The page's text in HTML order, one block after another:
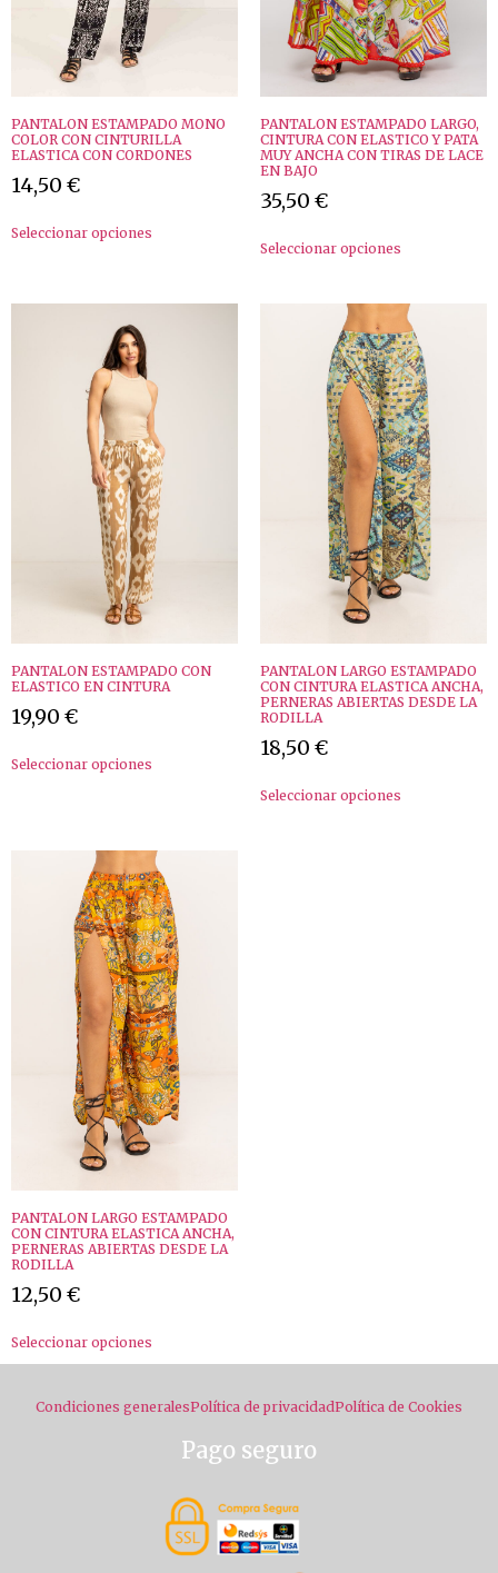
PANTALON ESTAMPADO MONO
COLOR CON CINTURILLA
ELASTICA CON CORDONES
14,50 €
Seleccionar opciones
PANTALON ESTAMPADO LARGO,
CINTURA CON ELASTICO Y PATA
MUY ANCHA CON TIRAS DE LACE
EN BAJO
35,50 €
Seleccionar opciones
PANTALON ESTAMPADO CON
ELASTICO EN CINTURA
19,90 €
Seleccionar opciones
PANTALON LARGO ESTAMPADO
CON CINTURA ELASTICA ANCHA,
PERNERAS ABIERTAS DESDE LA
RODILLA
18,50 €
Seleccionar opciones
PANTALON LARGO ESTAMPADO
CON CINTURA ELASTICA ANCHA,
PERNERAS ABIERTAS DESDE LA
RODILLA
12,50 €
Seleccionar opciones
Condiciones generalesPolítica de privacidadPolítica de Cookies
Pago seguro